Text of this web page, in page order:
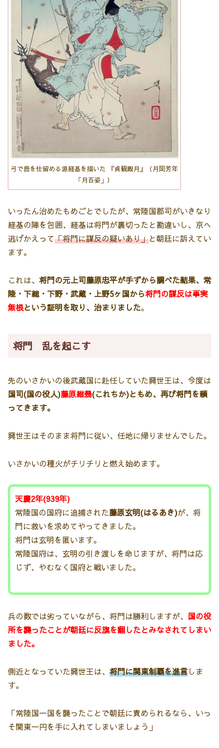
弓で鹿を仕留める源経基を描いた 『貞観殿月』（月岡芳年
「月百姿」）
いったん治めたもめごとでしたが、常陸国郡司がいきなり
経基の陣を包囲、経基は将門が裏切ったと勘違いし、京へ
逃げかえって「将門に謀反の疑いあり」と朝廷に訴えてい
ます。
これは、 将門の元上司藤原忠平が手ずから調べた結果、常
陸・下総・下野・武蔵・上野5ヶ国から将門の謀反は事実
無根という証明を取り、治まりました。
将門 乱を起こす
先のいさかいの後武蔵国に赴任していた興世王は、今度は
国司(国の役人)藤原維幾(これちか)ともめ、再び将門を頼
ってきます。
興世王はそのまま将門に従い、任地に帰りませんでした。
いさかいの種火がチリチリと燃え始めます。
天慶2年(939年)
常陸国の国府に追捕された藤原玄明(はるあき)が、将
門に救いを求めてやってきました。
将門は玄明を匿います。
常陸国府は、玄明の引き渡しを命じますが、将門は応
じず、やむなく国府と戦いました。
兵の数では劣っていながら、将門は勝利しますが、 国の役
所を襲ったことが朝廷に反旗を翻したとみなされてしまい
ました。
側近となっていた興世王は、 将門に関東制覇を進言しま
す。
「常陸国一国を襲ったことで朝廷に責められるなら、いっ
そ関東一円を手に入れてしまいましょう」